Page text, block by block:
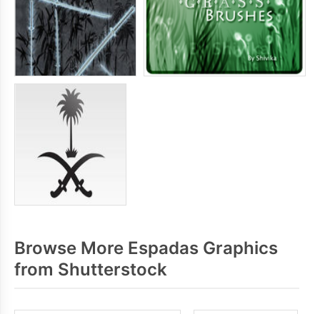
Browse More Espadas Graphics
from Shutterstock